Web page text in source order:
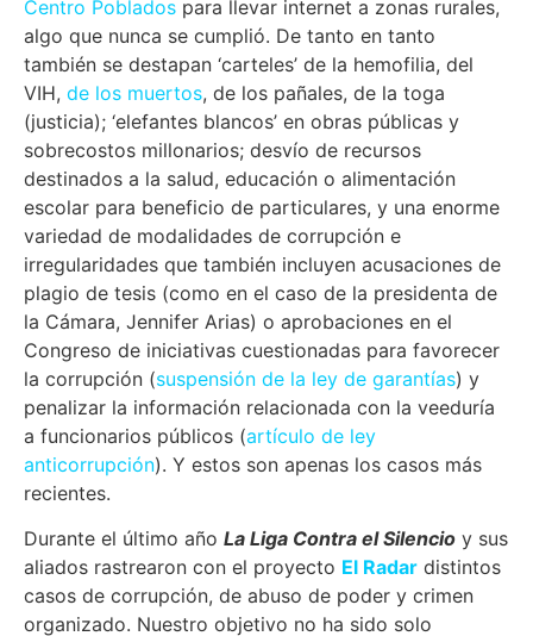
Centro Poblados para llevar internet a zonas rurales,
algo que nunca se cumplió. De tanto en tanto
también se destapan ‘carteles’ de la hemofilia, del
VIH, de los muertos, de los pañales, de la toga
(justicia); ‘elefantes blancos’ en obras públicas y
sobrecostos millonarios; desvío de recursos
destinados a la salud, educación o alimentación
escolar para beneficio de particulares, y una enorme
variedad de modalidades de corrupción e
irregularidades que también incluyen acusaciones de
plagio de tesis (como en el caso de la presidenta de
la Cámara, Jennifer Arias) o aprobaciones en el
Congreso de iniciativas cuestionadas para favorecer
la corrupción (suspensión de la ley de garantías) y
penalizar la información relacionada con la veeduría
a funcionarios públicos (artículo de ley
anticorrupción). Y estos son apenas los casos más
recientes.
Durante el último año La Liga Contra el Silencio y sus
aliados rastrearon con el proyecto El Radar distintos
casos de corrupción, de abuso de poder y crimen
organizado. Nuestro objetivo no ha sido solo